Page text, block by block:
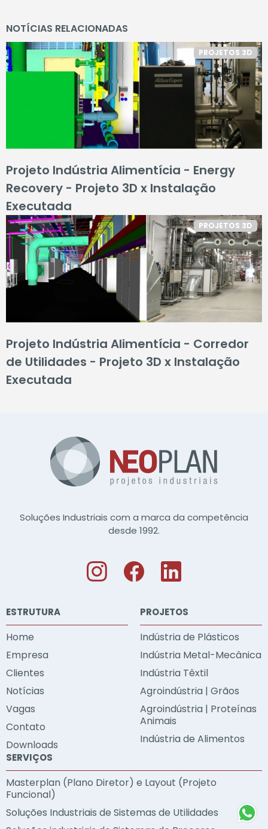
NOTÍCIAS RELACIONADAS
Projeto Indústria Alimentícia - Energy
Recovery - Projeto 3D x Instalação
Executada
PROJETOS 3D
Projeto Indústria Alimentícia - Corredor
de Utilidades - Projeto 3D x Instalação
Executada
PROJETOS 3D
Soluções Industriais com a marca da competência
desde 1992.
ESTRUTURA
Home
Empresa
Clientes
Notícias
Vagas
Contato
Downloads
PROJETOS
Indústria de Plásticos
Indústria Metal-Mecânica
Indústria Têxtil
Agroindústria | Grãos
Agroindústria | Proteínas
Animais
Indústria de Alimentos
SERVIÇOS
Masterplan (Plano Diretor) e Layout (Projeto
Funcional)
Soluções Industriais de Sistemas de Utilidades